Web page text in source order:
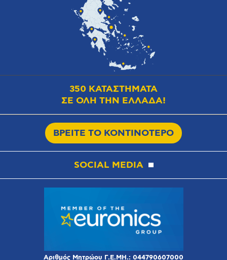
350 ΚΑΤΑΣΤΗΜΑΤΑ
ΣΕ ΟΛΗ ΤΗΝ ΕΛΛΑΔΑ!
ΒΡΕΙΤΕ ΤΟ ΚΟΝΤΙΝΟΤΕΡΟ
SOCIAL MEDIA